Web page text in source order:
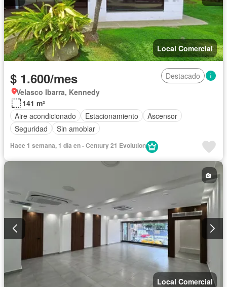
Local Comercial
$ 1.600/mes
Destacado
Velasco Ibarra, Kennedy
141 m²
Aire acondicionado
Estacionamiento
Ascensor
Seguridad
Sin amoblar
Hace 1 semana, 1 día en - Century 21 Evolution
Local Comercial